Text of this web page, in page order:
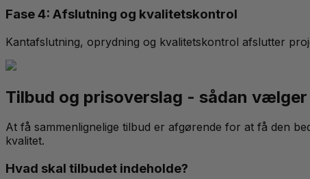
Fase 4: Afslutning og kvalitetskontrol
Kantafslutning, oprydning og kvalitetskontrol afslutter
Tilbud og prisoverslag - sådan
At få sammenlignelige tilbud er afgørende for at få den
kvalitet.
Hvad skal tilbudet indeholde?